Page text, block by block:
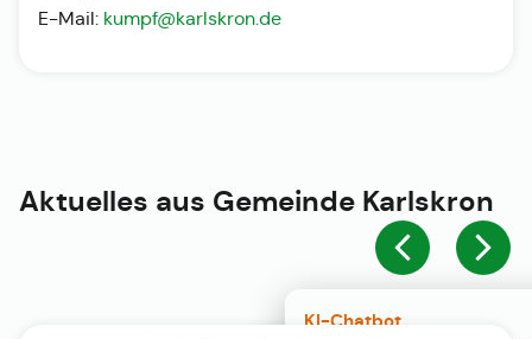
KI-Chatbot
E-Mail: kumpf@karlskron.de
Aktuelles aus Gemeinde Karlskron